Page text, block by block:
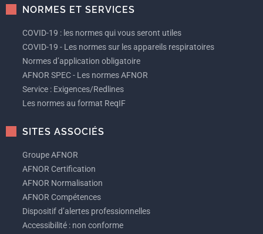
NORMES ET SERVICES
COVID-19 : les normes qui vous seront utiles
COVID-19 - Les normes sur les appareils respiratoires
Normes d’application obligatoire
AFNOR SPEC - Les normes AFNOR
Service : Exigences/Redlines
Les normes au format ReqIF
SITES ASSOCIÉS
Groupe AFNOR
AFNOR Certification
AFNOR Normalisation
AFNOR Compétences
Dispositif d’alertes professionnelles
Accessibilité : non conforme